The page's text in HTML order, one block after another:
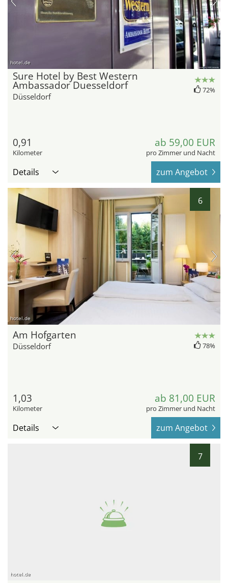
hotel.de
Sure Hotel by Best Western
Ambassador Duesseldorf
Düsseldorf
72%
0,91
Kilometer
ab 59,00 EUR
pro Zimmer und Nacht
Details zum Angebot
6
hotel.de
Am Hofgarten
Düsseldorf 78%
1,03
Kilometer
ab 81,00 EUR
pro Zimmer und Nacht
Details zum Angebot
7
hotel.de